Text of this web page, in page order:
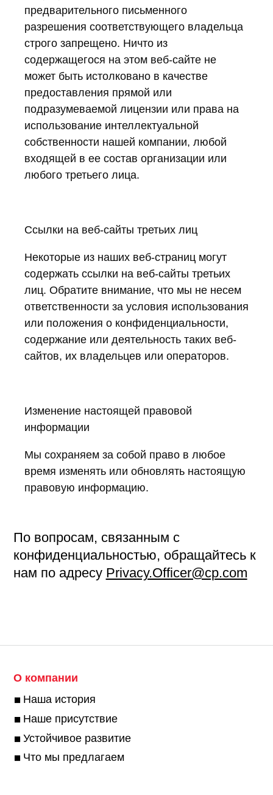
предварительного письменного
разрешения соответствующего владельца
строго запрещено. Ничто из
содержащегося на этом веб-сайте не
может быть истолковано в качестве
предоставления прямой или
подразумеваемой лицензии или права на
использование интеллектуальной
собственности нашей компании, любой
входящей в ее состав организации или
любого третьего лица.
Ссылки на веб-сайты третьих лиц
Некоторые из наших веб-страниц могут
содержать ссылки на веб-сайты третьих
лиц. Обратите внимание, что мы не несем
ответственности за условия использования
или положения о конфиденциальности,
содержание или деятельность таких веб-
сайтов, их владельцев или операторов.
Изменение настоящей правовой
информации
Мы сохраняем за собой право в любое
время изменять или обновлять настоящую
правовую информацию.
По вопросам, связанным с
конфиденциальностью, обращайтесь к
нам по адресу Privacy.Officer@cp.com
О компании
Наша история
Наше присутствие
Устойчивое развитие
Что мы предлагаем